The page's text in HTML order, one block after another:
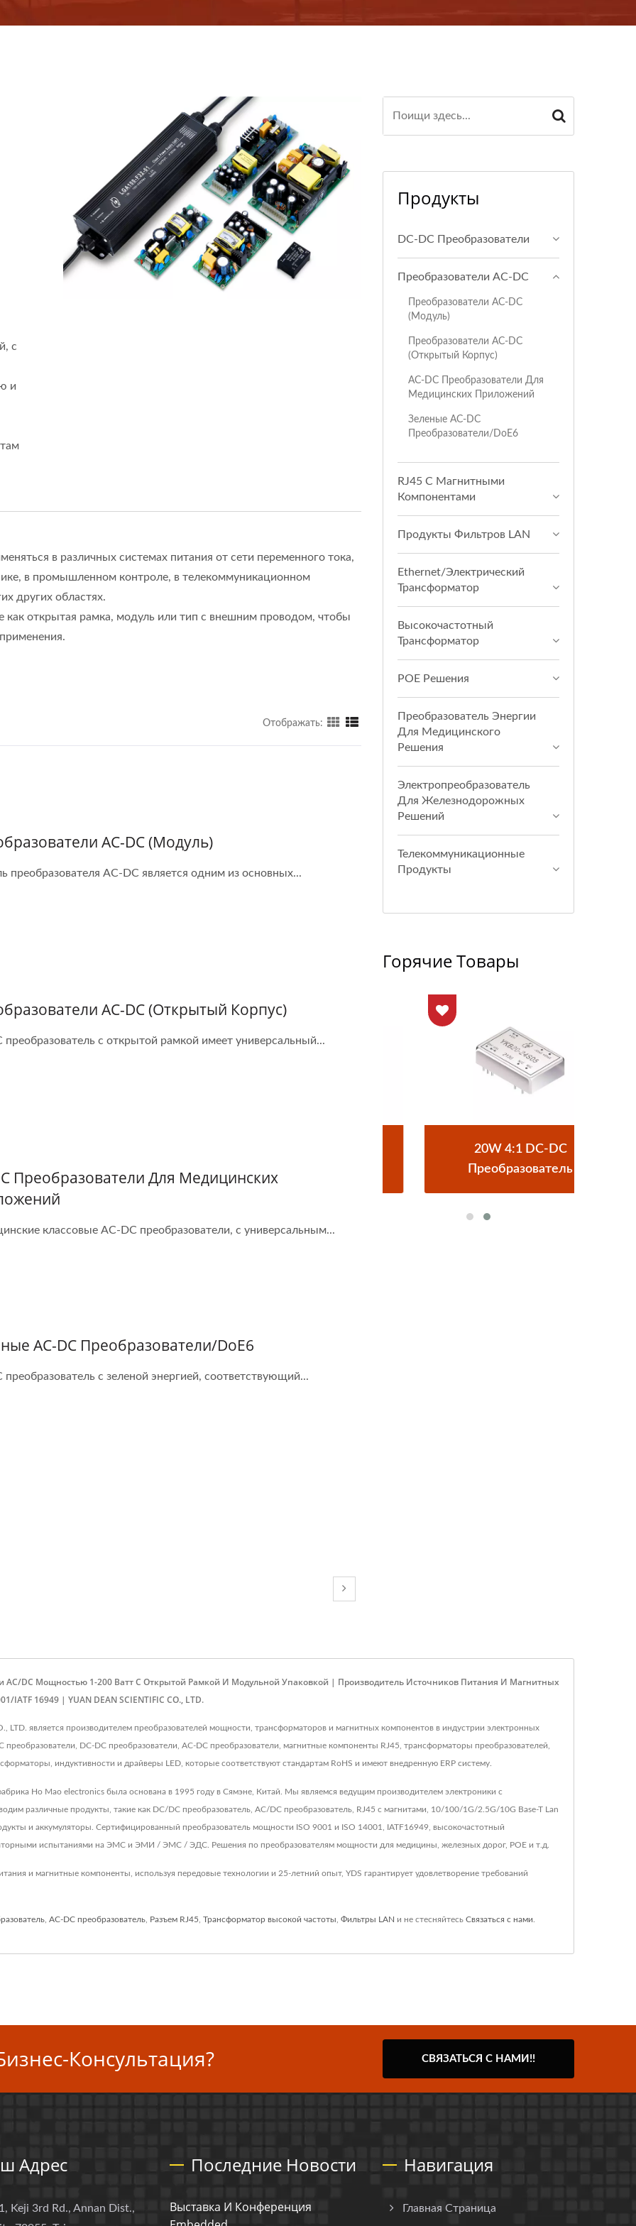
с
и
в различных системах питания от сети переменного тока,
в промышленном контроле, в телекоммуникационном
других областях.
как открытая рамка, модуль или тип с внешним проводом, чтобы
Отображать:
AC-DC (модуль)
преобразователя AC-DC является одним из основных...
AC-DC (открытый Корпус)
преобразователь с открытой рамкой имеет универсальный...
Преобразователи Для Медицинских
классовые AC-DC преобразователи, с универсальным...
AC-DC Преобразователи/DoE6
преобразователь с зеленой энергией, соответствующий...
Продукты
DC-DC Преобразователи
Преобразователи AC-DC
Преобразователи AC-DC
(модуль)
Преобразователи AC-DC
(открытый Корпус)
AC-DC Преобразователи Для
Медицинских Приложений
Зеленые AC-DC
Преобразователи/DoE6
RJ45 С Магнитными
Компонентами
Продукты Фильтров LAN
Ethernet/Электрический
Трансформатор
Высокочастотный
Трансформатор
POE Решения
Преобразователь Энергии
Для Медицинского
Решения
Электропреобразователь
Для Железнодорожных
Решений
Телекоммуникационные
Продукты
Горячие Товары
Преобразователь
20W 4:1 DC-DC
Преобразователь
AC/DC Мощностью 1-200 Ватт С Открытой Рамкой И Модульной Упаковкой | Производитель Источников Питания И Магнитных
16949 | YUAN DEAN SCIENTIFIC CO., LTD.
LTD. является производителем преобразователей мощности, трансформаторов и магнитных компонентов в индустрии электронных
DC-DC преобразователи, AC-DC преобразователи, магнитные компоненты RJ45, трансформаторы преобразователей,
индуктивности и драйверы LED, которые соответствуют стандартам RoHS и имеют внедренную ERP систему.
Ho Mao electronics была основана в 1995 году в Сямэне, Китай. Мы являемся ведущим производителем электроники с
различные продукты, такие как DC/DC преобразователь, AC/DC преобразователь, RJ45 с магнитами, 10/100/1G/2.5G/10G Base-T Lan
и аккумуляторы. Сертифицированный преобразователь мощности ISO 9001 и ISO 14001, IATF16949, высокочастотный
испытаниями на ЭМС и ЭМИ / ЭМС / ЭДС. Решения по преобразователям мощности для медицины, железных дорог, POE и т.д.
и магнитные компоненты, используя передовые технологии и 25-летний опыт, YDS гарантирует удовлетворение требований
AC-DC преобразователь Разъем RJ45 Трансформатор высокой частоты Фильтры LAN и не стесняйтесь Связаться с нами
Консультация? СВЯЗАТЬСЯ С НАМИ!!
Адрес
Keji 3rd Rd., Annan Dist.,
Последние Новости
Выставка И Конференция
Навигация
Главная Страница